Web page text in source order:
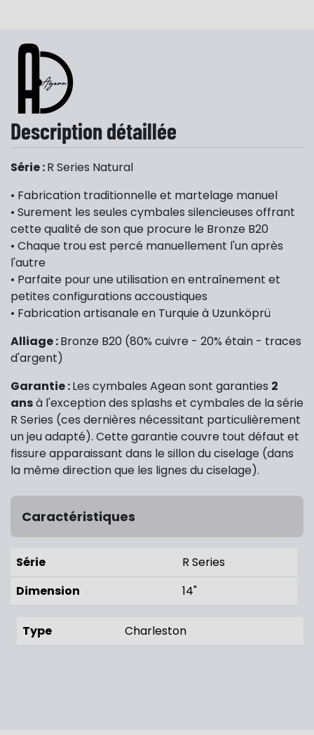
Description détaillée
Série :R Series Natural
• Fabrication traditionnelle et martelage manuel
• Surement les seules cymbales silencieuses offrant
cette qualité de son que procure le Bronze B20
• Chaque trou est percé manuellement l'un après
l'autre
• Parfaite pour une utilisation en entraînement et
petites configurations accoustiques
• Fabrication artisanale en Turquie à Uzunköprü
Alliage :Bronze B20 (80% cuivre - 20% étain - traces
d'argent)
Garantie :Les cymbales Agean sont garanties 2
ansà l'exception des splashs et cymbales de la série
R Series (ces dernières nécessitant particulièrement
un jeu adapté). Cette garantie couvre tout défaut et
fissure apparaissant dans le sillon du ciselage (dans
la même direction que les lignes du ciselage).
Caractéristiques
Série
R Series
Dimension
14"
Type Charleston